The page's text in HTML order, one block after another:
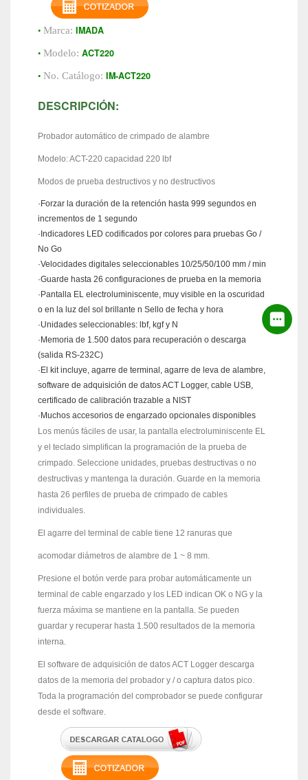
• Marca: IMADA
• Modelo: ACT220
• No. Catálogo: IM-ACT220
DESCRIPCIÓN:
Probador automático de crimpado de alambre
Modelo: ACT-220 capacidad 220 lbf
Modos de prueba destructivos y no destructivos
·Forzar la duración de la retención hasta 999 segundos en
incrementos de 1 segundo
·Indicadores LED codificados por colores para pruebas Go /
No Go
·Velocidades digitales seleccionables 10/25/50/100 mm / min
·Guarde hasta 26 configuraciones de prueba en la memoria
·Pantalla EL electroluminiscente, muy visible en la oscuridad
o en la luz del sol brillante n Sello de fecha y hora
·Unidades seleccionables: lbf, kgf y N
·Memoria de 1.500 datos para recuperación o descarga
(salida RS-232C)
·El kit incluye, agarre de terminal, agarre de leva de alambre,
software de adquisición de datos ACT Logger, cable USB,
certificado de calibración trazable a NIST
·Muchos accesorios de engarzado opcionales disponibles
Los menús fáciles de usar, la pantalla electroluminiscente EL
y el teclado simplifican la programación de la prueba de
crimpado. Seleccione unidades, pruebas destructivas o no
destructivas y mantenga la duración. Guarde en la memoria
hasta 26 perfiles de prueba de crimpado de cables
individuales.
El agarre del terminal de cable tiene 12 ranuras que
acomodar diámetros de alambre de 1 ~ 8 mm.
Presione el botón verde para probar automáticamente un
terminal de cable engarzado y los LED indican OK o NG y la
fuerza máxima se mantiene en la pantalla. Se pueden
guardar y recuperar hasta 1.500 resultados de la memoria
interna.
El software de adquisición de datos ACT Logger descarga
datos de la memoria del probador y / o captura datos pico.
Toda la programación del comprobador se puede configurar
desde el software.